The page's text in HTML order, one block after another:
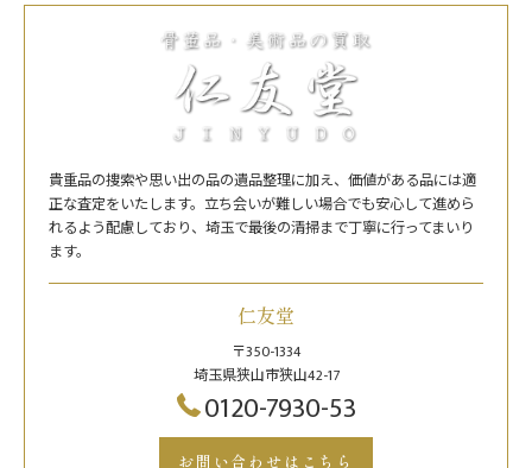
貴重品の捜索や思い出の品の遺品整理に加え、価値がある品には適
正な査定をいたします。立ち会いが難しい場合でも安心して進めら
れるよう配慮しており、埼玉で最後の清掃まで丁寧に行ってまいり
ます。
仁友堂
〒350-1334
埼玉県狭山市狭山42-17
0120-7930-53
お問い合わせはこちら